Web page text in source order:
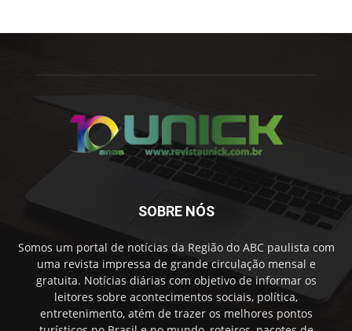
SOBRE NÓS
Somos um portal de notícias da Região do ABC paulista com
uma revista impressa de grande circulação mensal e
gratuita. Notícias diárias com objetivo de informar os
leitores sobre acontecimentos sociais, política,
entretenimento, atém de trazer os melhores pontos